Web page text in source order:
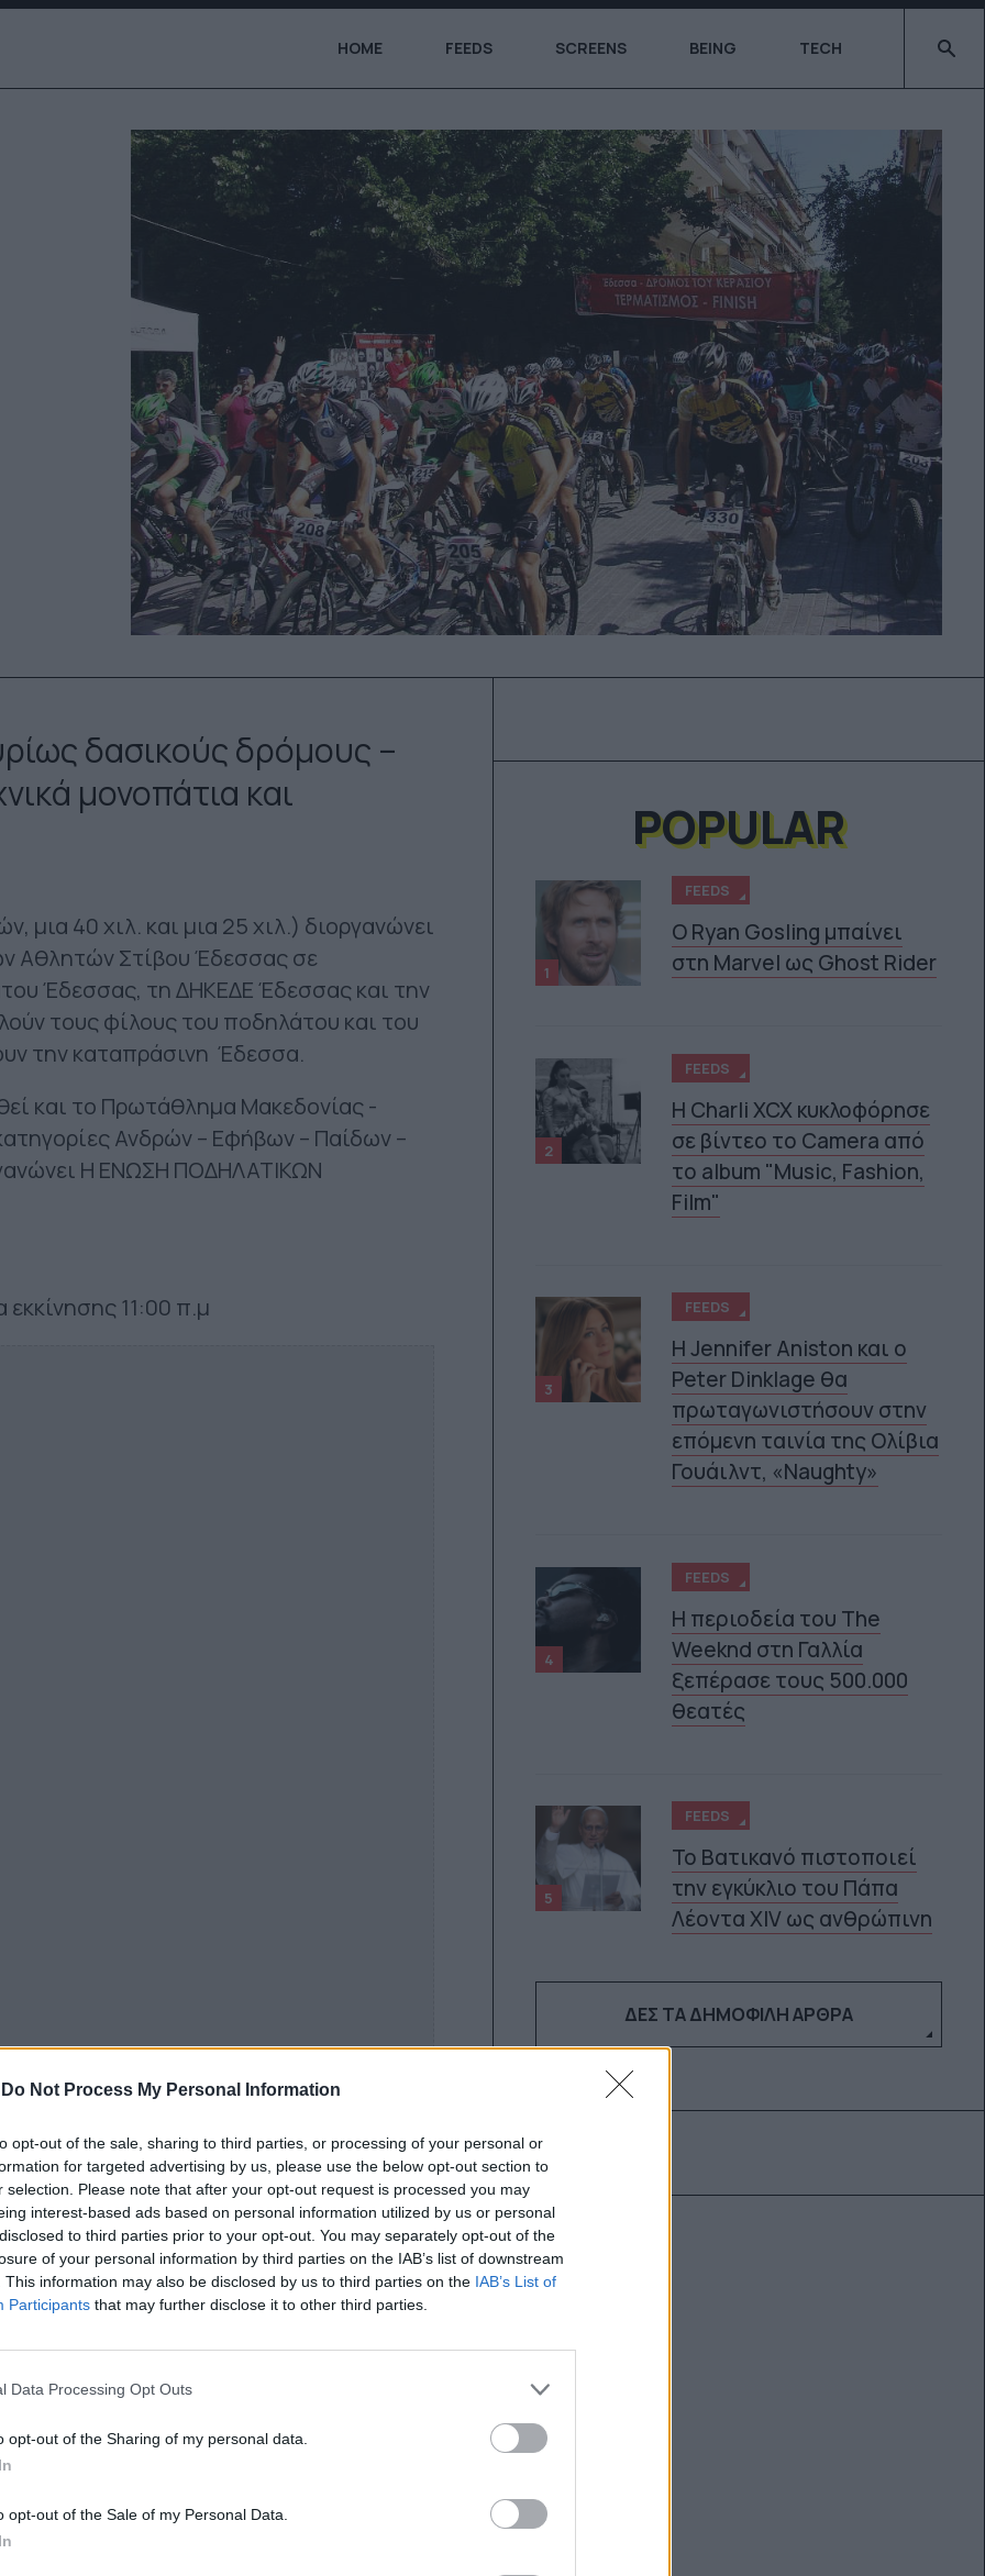
Do Not Process My Personal Information
opt-out of the sale, sharing to third parties, or processing of your personal or
for targeted advertising by us, please use the below opt-out section to
selection. Please note that after your opt-out request is processed you may
interest-based ads based on personal information utilized by us or personal
to third parties prior to your opt-out. You may separately opt-out of the
of your personal information by third parties on the IAB’s list of downstream
This information may also be disclosed by us to third parties on the IAB’s List of
Participants that may further disclose it to other third parties.
Data Processing Opt Outs
opt-out of the Sharing of my personal data.
opt-out of the Sale of my Personal Data.
HOME FEEDS SCREENS BEING TECH Type
δασικούς δρόμους –
μονοπάτια και
μια 40 χιλ. και μια 25 χιλ.) διοργανώνει
Αθλητών Στίβου Έδεσσας σε
Έδεσσας, τη ΔΗΚΕΔΕ Έδεσσας και την
τους φίλους του ποδηλάτου και του
την καταπράσινη Έδεσσα.
και το Πρωτάθλημα Μακεδονίας -
Ανδρών – Εφήβων – Παίδων –
Η ΕΝΩΣΗ ΠΟΔΗΛΑΤΙΚΩΝ
11:00 π.μ
μικρών καταρρακτών Έδεσσας. Η
40χιλ με υψομετρική διαφορά 1540μ
1000μ περίπου υψομετρικά η μικρή. Οι
και χωρίζουν για να κατευθυνθεί η
δρόμους – χωματόδρομους, αρκετά
Η διαδρομή ξεκινά κατηφορικά
του Κανναβουργείου – ανάμνηση της
Φτάνοντας στους πρόποδες
POPULAR
1
FEEDS
Ο Ryan Gosling μπαίνει
στη Marvel ως Ghost Rider
2
FEEDS
H Charli XCX κυκλοφόρησε
σε βίντεο το Camera από
το album "Music, Fashion,
Film"
3
FEEDS
Η Jennifer Aniston και ο
Peter Dinklage θα
πρωταγωνιστήσουν στην
επόμενη ταινία της Ολίβια
Γουάιλντ, «Naughty»
4
FEEDS
Η περιοδεία του The
Weeknd στη Γαλλία
ξεπέρασε τους 500.000
θεατές
5
FEEDS
Το Βατικανό πιστοποιεί
την εγκύκλιο του Πάπα
Λέοντα XIV ως ανθρώπινη
ΔΕΣ ΤΑ ΔΗΜΟΦΙΛΉ ΆΡΘΡΑ